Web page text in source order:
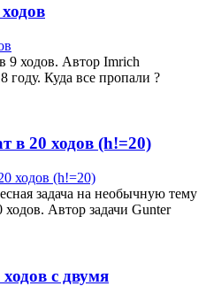
9 ходов. Автор Imrich
году. Куда все пропали ?
в 20 ходов (h!=20)
задача на необычную тему
Автор задачи Gunter
с двумя